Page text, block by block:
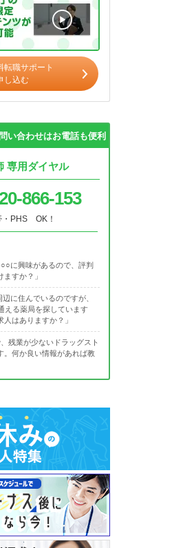
転職サポート
し込む
い合わせはお電話も便利
専用ダイヤル
866-153
・PHS OK！
に興味があるので、評判
すか？」
に住んでいるのですが、
える薬局を探しています
はありますか？」
残業が少ないドラッグスト
。何か良い情報があれば教